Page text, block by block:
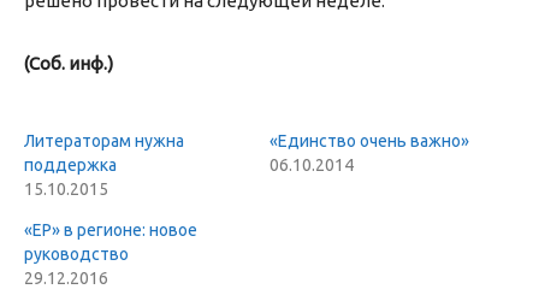
(Соб. инф.)
Литераторам нужна
поддержка
15.10.2015
«Единство очень важно»
06.10.2014
«ЕР» в регионе: новое
руководство
29.12.2016